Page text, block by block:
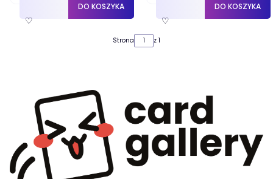
♡
DO KOSZYKA
♡
DO KOSZYKA
Strona z 1